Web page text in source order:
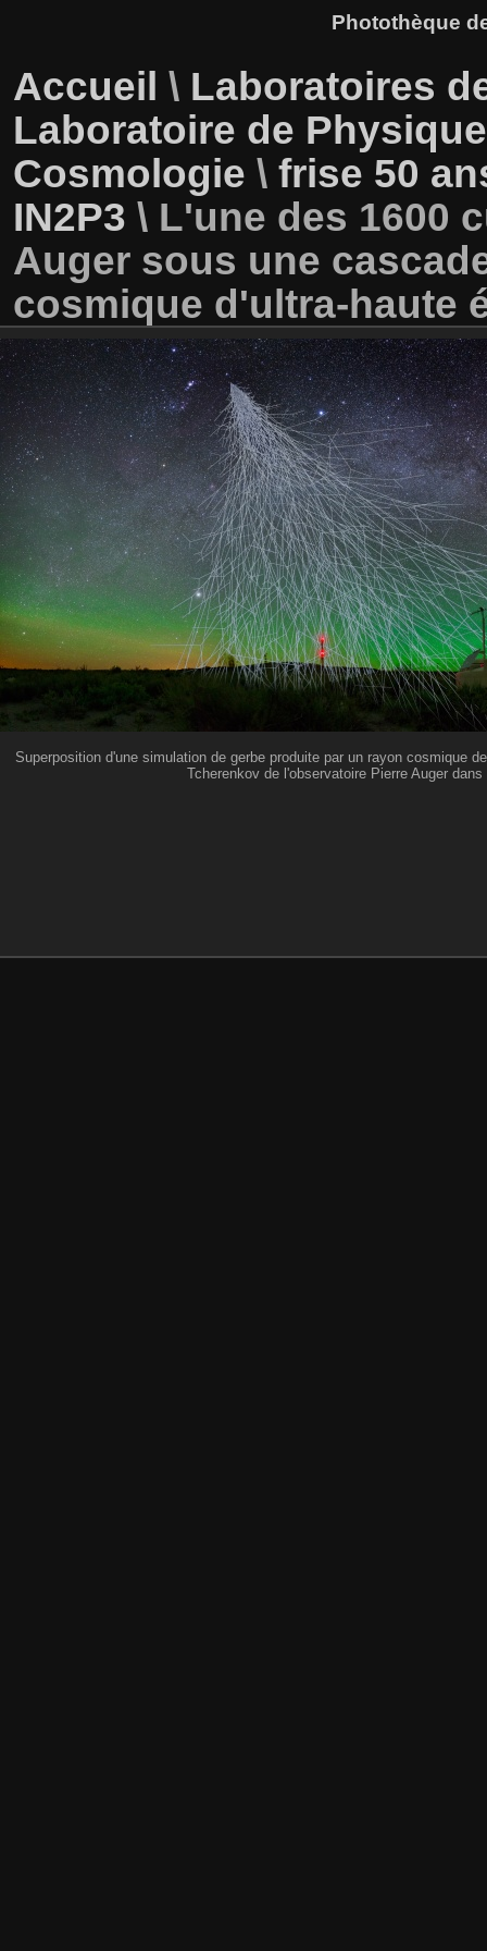
Photothèque
Accueil \ Laboratoires
Laboratoire de
Cosmologie \ frise 50
IN2P3 \ L'une des 1600
Auger sous une
cosmique d'ultra-haute
Superposition d'une simulation de gerbe produite par un rayon cosmique
Tcherenkov de l'observatoire Pierre Auger